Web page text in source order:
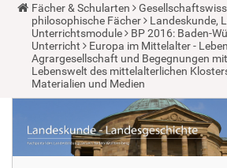
Y
o
u
a
r
e
h
e
:
Fächer & Schularten
philosophische Fächer
Landeskunde,
Unterrichtsmodule
BP 2016: Baden-
Unterricht
Europa im Mittelalter -
Agrargesellschaft und Begegnungen
Lebenswelt des mittelalterlichen
Materialien und Medien